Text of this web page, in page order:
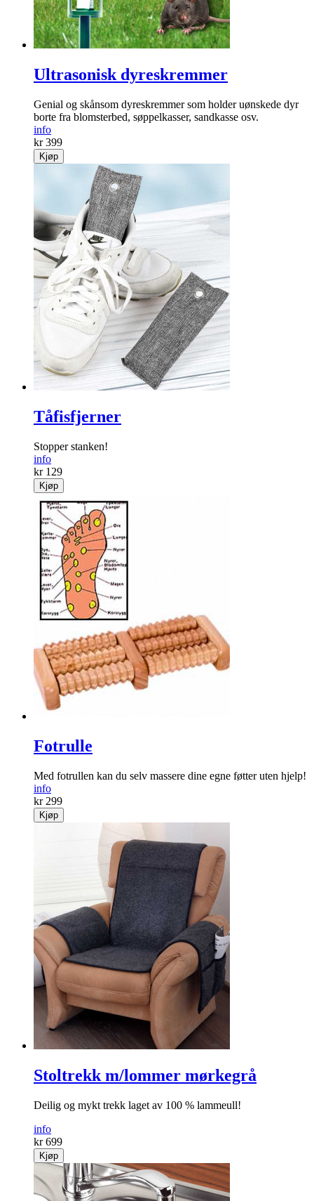
Ultrasonisk dyreskremmer
Genial og skånsom dyre­skremmer som holder uønskede dyr
borte fra blomsterbed, søppelkasser, sandkasse osv.
info
kr 399
Kjøp
Tåfisfjerner
Stopper stanken!
info
kr 129
Kjøp
Fotrulle
Med fotrullen kan du selv massere dine egne føtter uten hjelp!
info
kr 299
Kjøp
Stoltrekk m/lommer mørkegrå
Deilig og mykt trekk laget av 100 % lammeull!
info
kr 699
Kjøp